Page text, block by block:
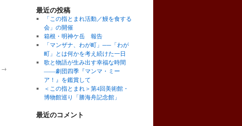
→
最近の投稿
「この指とまれ活動／鰻を食する
会」の開催
箱根・明神ケ岳 報告
「マンザナ、わが町」──「わが
町」とは何かを考え続けた一日
歌と物語が生み出す幸福な時間
――劇団四季『マンマ・ミー
ア！』を鑑賞して
＜この指とまれ＞第4回美術館・
博物館巡り「勝海舟記念館」
最近のコメント